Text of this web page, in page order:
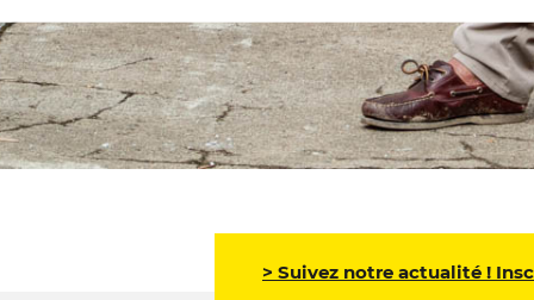
> Suivez notre actualité !